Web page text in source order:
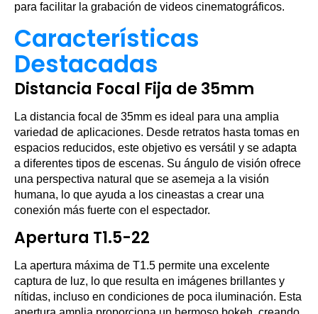
para facilitar la grabación de videos cinematográficos.
Características
Destacadas
Distancia Focal Fija de 35mm
La distancia focal de 35mm es ideal para una amplia
variedad de aplicaciones. Desde retratos hasta tomas en
espacios reducidos, este objetivo es versátil y se adapta
a diferentes tipos de escenas. Su ángulo de visión ofrece
una perspectiva natural que se asemeja a la visión
humana, lo que ayuda a los cineastas a crear una
conexión más fuerte con el espectador.
Apertura T1.5-22
La apertura máxima de T1.5 permite una excelente
captura de luz, lo que resulta en imágenes brillantes y
nítidas, incluso en condiciones de poca iluminación. Esta